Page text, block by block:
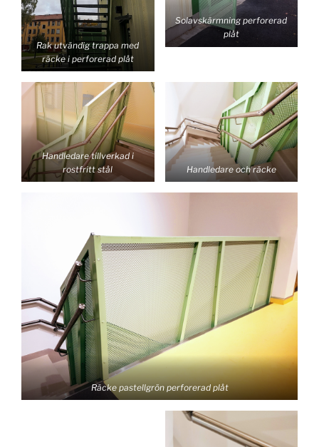
Rak utvändig trappa med
räcke i perforerad plåt
Solavskärmning perforerad
plåt
Handledare tillverkad i
rostfritt stål
Handledare och räcke
Räcke pastellgrön perforerad plåt